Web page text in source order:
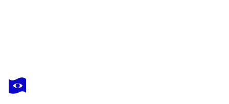
FLORINA BREAZU
Incandescence